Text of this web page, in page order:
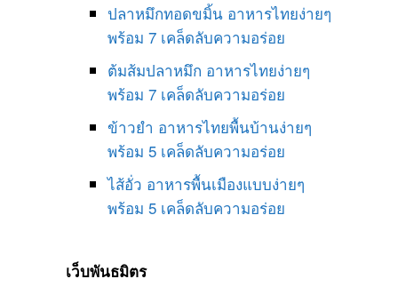
ปลาหมึกทอดขมิ้น อาหารไทยง่ายๆ
พร้อม 7 เคล็ดลับความอร่อย
ต้มส้มปลาหมึก อาหารไทยง่ายๆ
พร้อม 7 เคล็ดลับความอร่อย
ข้าวยำ อาหารไทยพื้นบ้านง่ายๆ
พร้อม 5 เคล็ดลับความอร่อย
ไส้อั่ว อาหารพื้นเมืองแบบง่ายๆ
พร้อม 5 เคล็ดลับความอร่อย
เว็บพันธมิตร